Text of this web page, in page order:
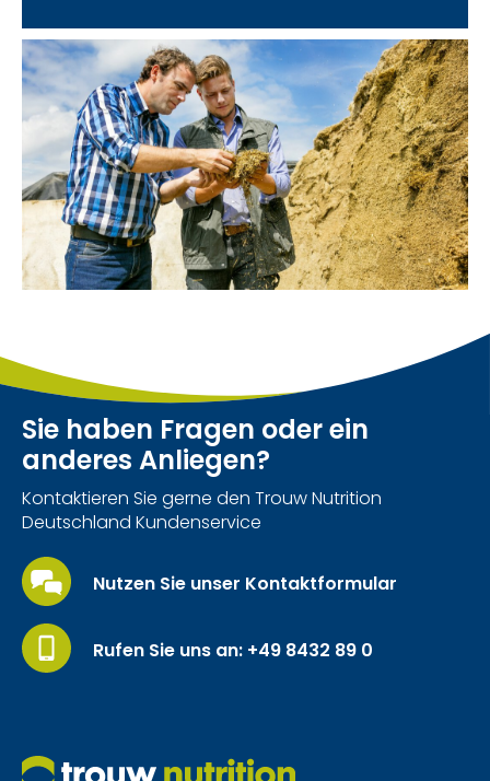
Sie haben Fragen oder ein
anderes Anliegen?
Kontaktieren Sie gerne den Trouw Nutrition
Deutschland Kundenservice
Nutzen Sie unser Kontaktformular
Rufen Sie uns an: +49 8432 89 0